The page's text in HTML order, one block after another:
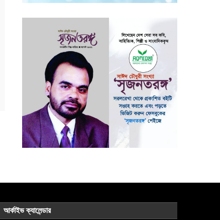
আর্কাইভ ক্যালেন্ডার